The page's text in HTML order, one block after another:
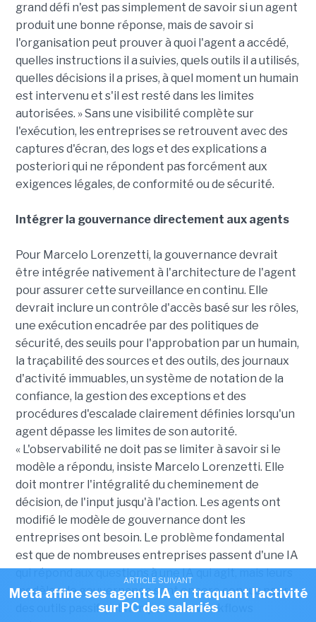
grand défi n'est pas simplement de savoir si un agent
produit une bonne réponse, mais de savoir si
l'organisation peut prouver à quoi l'agent a accédé,
quelles instructions il a suivies, quels outils il a utilisés,
quelles décisions il a prises, à quel moment un humain
est intervenu et s'il est resté dans les limites
autorisées. » Sans une visibilité complète sur
l'exécution, les entreprises se retrouvent avec des
captures d'écran, des logs et des explications a
posteriori qui ne répondent pas forcément aux
exigences légales, de conformité ou de sécurité.
Intégrer la gouvernance directement aux agents
Pour Marcelo Lorenzetti, la gouvernance devrait
être intégrée nativement à l'architecture de l'agent
pour assurer cette surveillance en continu. Elle
devrait inclure un contrôle d'accès basé sur les rôles,
une exécution encadrée par des politiques de
sécurité, des seuils pour l'approbation par un humain,
la traçabilité des sources et des outils, des journaux
d'activité immuables, un système de notation de la
confiance, la gestion des exceptions et des
procédures d'escalade clairement définies lorsqu'un
agent dépasse les limites de son autorité.
« L'observabilité ne doit pas se limiter à savoir si le
modèle a répondu, insiste Marcelo Lorenzetti. Elle
doit montrer l'intégralité du cheminement de
décision, de l'input jusqu'à l'action. Les agents ont
modifié le modèle de gouvernance dont les
entreprises ont besoin. Le problème fondamental
est que de nombreuses entreprises passent d'une IA
modèles de gouvernance sont encore conçus pour
des outils passifs, et non pour ces workflows
ARTICLE SUIVANT
Meta affine ses agents IA en traquant l'activité
sur PC des salariés